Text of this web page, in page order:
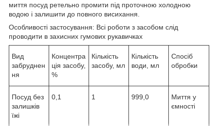
миття посуд ретельно промити під проточною холодною
водою і залишити до повного висихання.
Особливості застосування: Всі роботи з засобом слід
проводити в захисних гумових рукавичках
Вид
забруднен
ня
Концентра
ція засобу,
%
Кількість
засобу, мл
Кількість
води, мл
Спосіб
обробки
Посуд без
залишків
їжі
0,1 1 999,0
Миття у
ємності